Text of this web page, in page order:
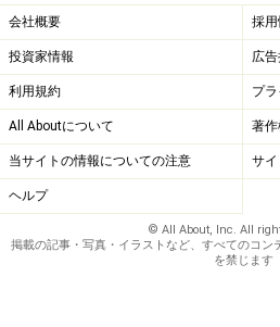
会社概要 採用
投資家情報 広
利用規約 プ
All Aboutについて 著
当サイトの情報についての注意 サ
ヘルプ
© All About, Inc. All
掲載の記事・写真・イラストなど、すべてのコン
を禁じます